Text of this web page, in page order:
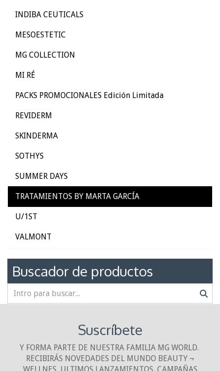
INDIBA CEUTICALS
MESOESTETIC
MG COLLECTION
MI RÉ
PACKS PROMOCIONALES Edición Limitada
REVIDERM
SKINDERMA
SOTHYS
SUMMER DAYS
TRATAMIENTOS BY MARTA GARCÍA
U/1ST
VALMONT
Buscador de productos
Suscríbete
Y FORMA PARTE DE NUESTRA FAMILIA MG WORLD.
RECIBIRÁS NOVEDADES DEL MUNDO BEAUTY ¬